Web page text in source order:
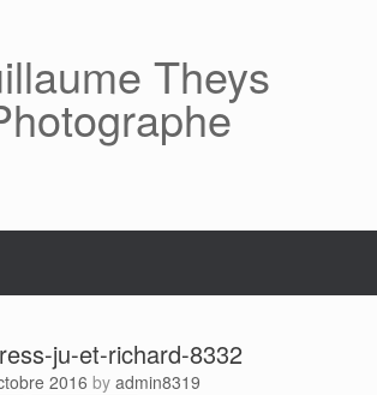
Theys
ju-et-richard-8332
2016 by admin8319